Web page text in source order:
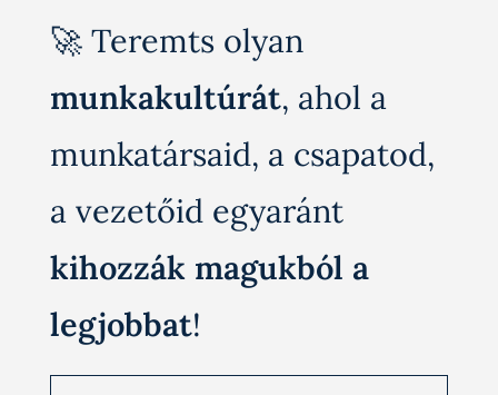
🚀 Teremts olyan
munkakultúrát, ahol a
munkatársaid, a csapatod,
a vezetőid egyaránt
kihozzák magukból a
legjobbat!